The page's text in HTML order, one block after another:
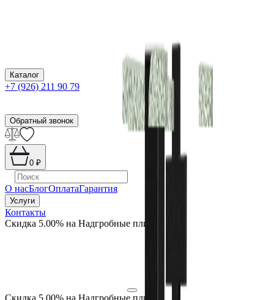
Каталог
+7 (926) 211 90 79
Обратный звонок
0 ₽
О насБлогОплатаГарантия
Услуги
Контакты
Скидка 5.00% на Надгробные плиты
Скидка 5.00% на Надгробные плиты